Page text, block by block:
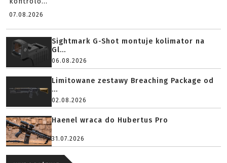
07.08.2026
Sightmark G-Shot montuje kolimator na
Gl...
06.08.2026
Limitowane zestawy Breaching Package od
...
02.08.2026
Haenel wraca do Hubertus Pro
31.07.2026